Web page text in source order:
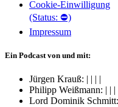
Cookie-Einwilligung
(Status: ⛔)
Impressum
Ein Podcast von und mit:
Jürgen Krauß: | | | |
Philipp Weißmann: | | |
Lord Dominik Schmitt: